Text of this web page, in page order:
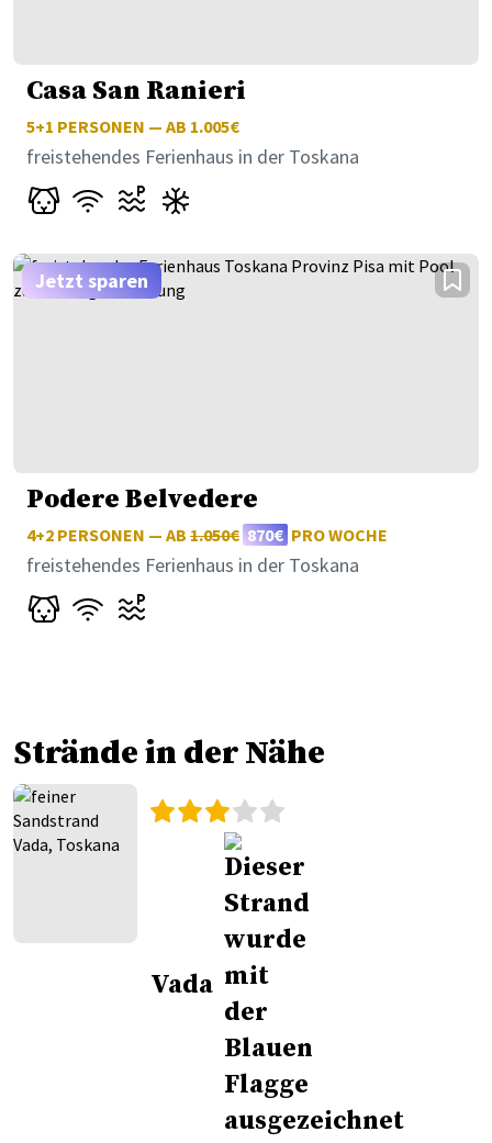
Casa San Ranieri
5+1 PERSONEN — AB 1.005€
freistehendes Ferienhaus in der Toskana
Jetzt sparen
Podere Belvedere
4+2 PERSONEN — AB 1.050€ 870€ PRO WOCHE
freistehendes Ferienhaus in der Toskana
Strände in der Nähe
Vada